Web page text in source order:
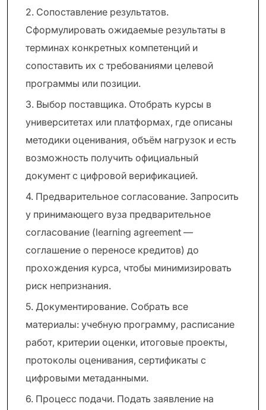
2. Сопоставление результатов.
Сформулировать ожидаемые результаты в
терминах конкретных компетенций и
сопоставить их с требованиями целевой
программы или позиции.
3. Выбор поставщика. Отобрать курсы в
университетах или платформах, где описаны
методики оценивания, объём нагрузок и есть
возможность получить официальный
документ с цифровой верификацией.
4. Предварительное согласование. Запросить
у принимающего вуза предварительное
согласование (learning agreement —
соглашение о переносе кредитов) до
прохождения курса, чтобы минимизировать
риск непризнания.
5. Документирование. Собрать все
материалы: учебную программу, расписание
работ, критерии оценки, итоговые проекты,
протоколы оценивания, сертификаты с
цифровыми метаданными.
6. Процесс подачи. Подать заявление на